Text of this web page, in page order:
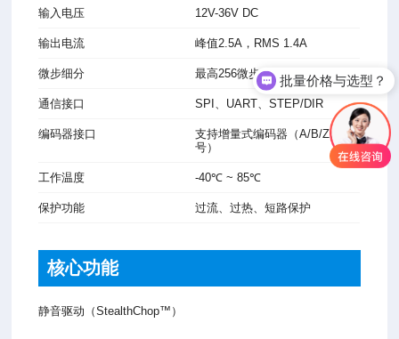
输入电压 12V-36V DC
输出电流 峰值2.5A，RMS 1.4A
微步细分 最高256微步
通信接口 SPI、UART、STEP/DIR
编码器接口
支持增量式编码器（A/B/Z信
号）
工作温度 -40℃ ~ 85℃
保护功能 过流、过热、短路保护
核心功能
静音驱动（StealthChop™）
批量价格与选型？
电话微信沟通